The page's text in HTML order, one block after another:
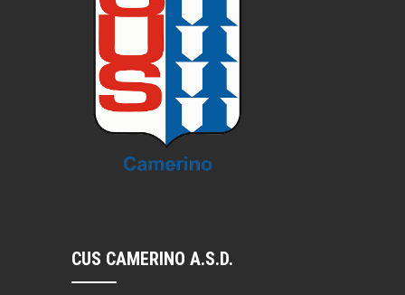
CUS CAMERINO A.S.D.